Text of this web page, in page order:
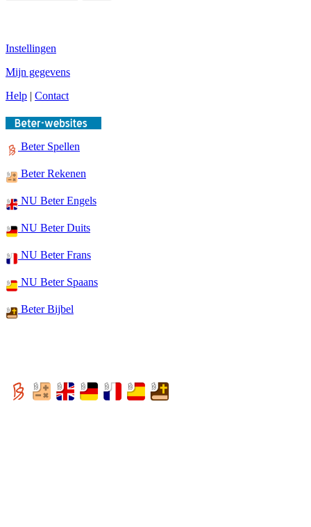
Instellingen
Mijn gegevens
Help | Contact
Beter Spellen
Beter Rekenen
NU Beter Engels
NU Beter Duits
NU Beter Frans
NU Beter Spaans
Beter Bijbel